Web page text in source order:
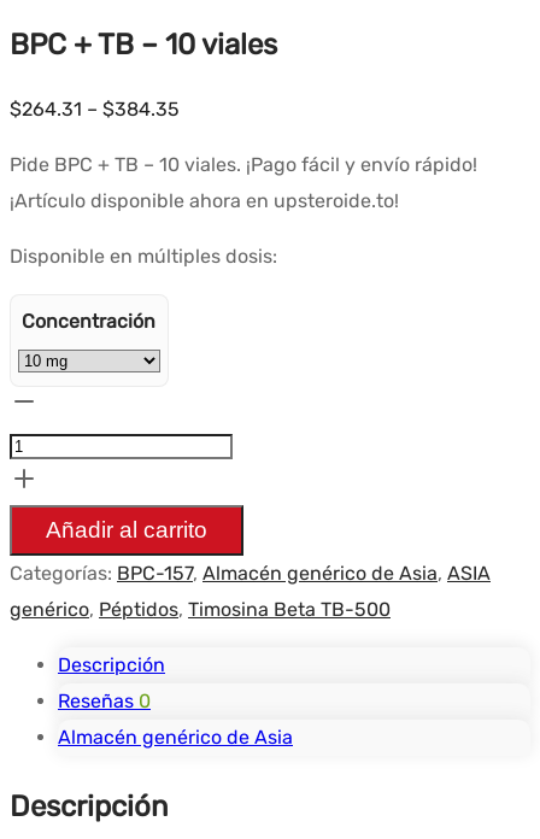
BPC + TB – 10 viales
$264.31 – $384.35
precios:
a
Pide BPC + TB – 10 viales. ¡Pago fácil y envío rápido!
¡Artículo disponible ahora en upsteroide.to!
Disponible en múltiples dosis:
Concentración
BPC
TB
10
flacons
Añadir al carrito
Categorías: BPC-157, Almacén genérico de Asia, ASIA
genérico, Péptidos, Timosina Beta TB-500
Descripción
Reseñas 0
Almacén genérico de Asia
Descripción